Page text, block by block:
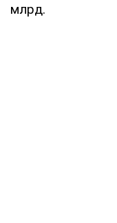
млрд.